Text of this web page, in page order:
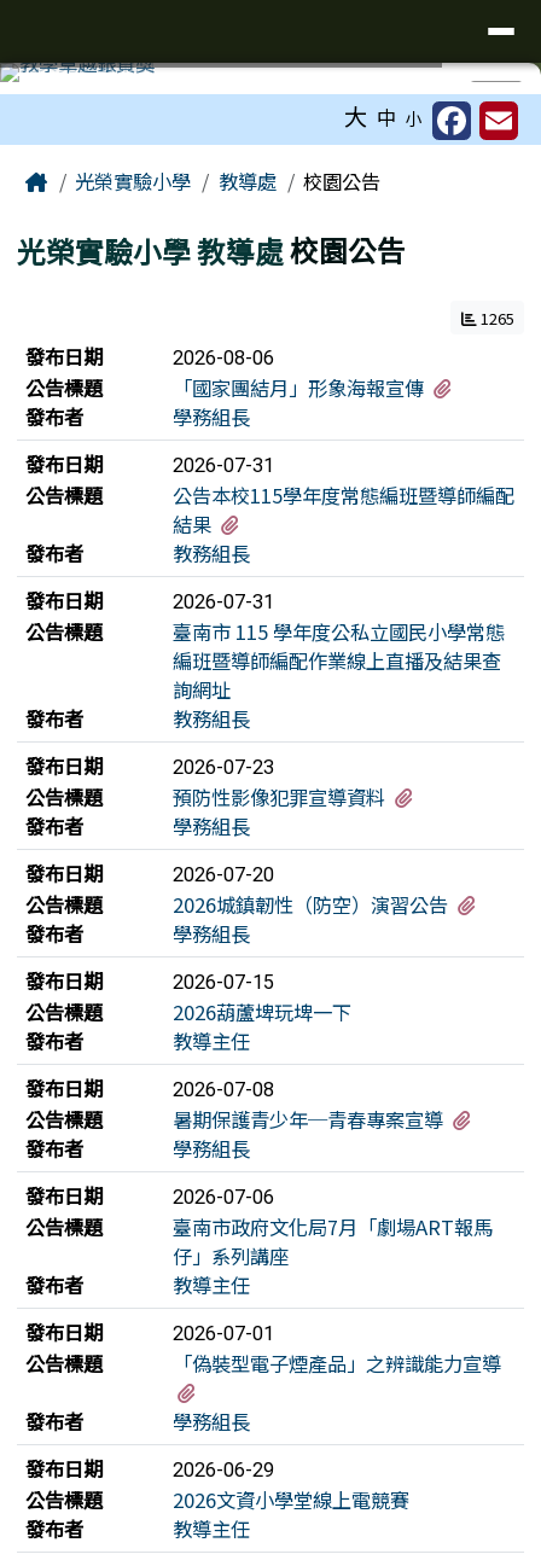
⏸
大 中 小
Home光榮實驗小學 教導處 校園公告
光榮實驗小學教導處校園公告
1265
新聞列表
發布日期 2026-08-06
公告標題 「國家團結月」形象海報宣傳
發布者
學務組長
發布日期
2026-07-31
公告標題
公告本校115學年度常態編班暨導師編配
結果
發布者
教務組長
發布日期
2026-07-31
公告標題
臺南市 115 學年度公私立國民小學常態
編班暨導師編配作業線上直播及結果查
詢網址
發布者
教務組長
發布日期
2026-07-23
公告標題 預防性影像犯罪宣導資料
發布者
學務組長
發布日期
2026-07-20
公告標題 2026城鎮韌性（防空）演習公告
發布者
學務組長
發布日期
2026-07-15
公告標題
2026葫蘆埤玩埤一下
發布者
教導主任
發布日期
2026-07-08
公告標題 暑期保護青少年─青春專案宣導
發布者
學務組長
發布日期
2026-07-06
公告標題
臺南市政府文化局7月「劇場ART報馬
仔」系列講座
發布者
教導主任
發布日期
2026-07-01
公告標題
「偽裝型電子煙產品」之辨識能力宣導
發布者
學務組長
發布日期
2026-06-29
公告標題
2026文資小學堂線上電競賽
發布者
教導主任